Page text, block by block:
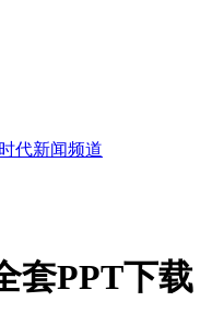
代新闻频道
套PPT下载